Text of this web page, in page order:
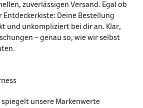
zuverlässigen Versand. Egal ob
Entdeckerkiste: Deine Bestellung
und unkompliziert bei dir an. Klar,
– genau so, wie wir selbst
unsere Markenwerte